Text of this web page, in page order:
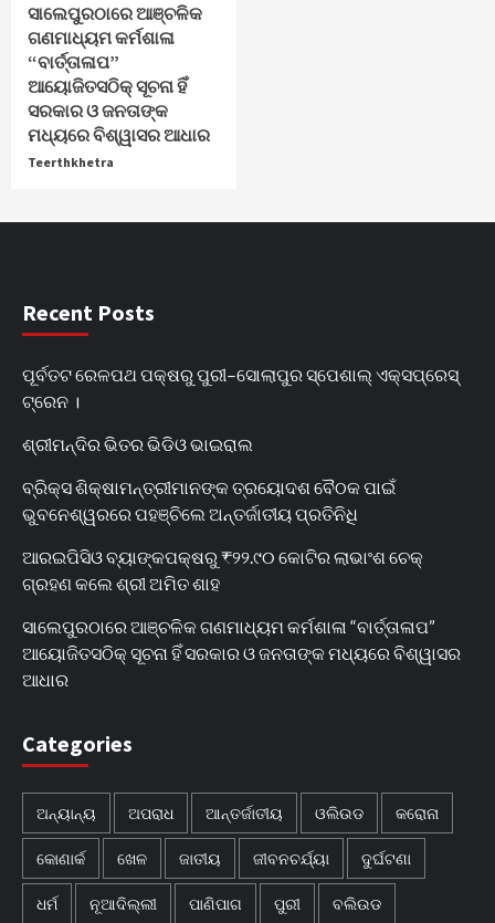
ସାଲେପୁରଠାରେ ଆଞ୍ଚଳିକ
ଗଣମାଧ୍ୟମ କର୍ମଶାଳା
“ବାର୍ତ୍ତାଳାପ”
ଆୟୋଜିତସଠିକ୍ ସୂଚନା ହିଁ
ସରକାର ଓ ଜନତାଙ୍କ
ମଧ୍ୟରେ ବିଶ୍ୱାସର ଆଧାର
Teerthkhetra
Recent Posts
ପୂର୍ବତଟ ରେଳପଥ ପକ୍ଷରୁ ପୁରୀ–ସୋଲାପୁର ସ୍ପେଶାଲ୍ ଏକ୍ସପ୍ରେସ୍
ଟ୍ରେନ ।
ଶ୍ରୀମନ୍ଦିର ଭିତର ଭିଡିଓ ଭାଇରାଲ
ବ୍ରିକ୍ସ ଶିକ୍ଷାମନ୍ତ୍ରୀମାନଙ୍କ ତ୍ରୟୋଦଶ ବୈଠକ ପାଇଁ
ଭୁବନେଶ୍ୱରରେ ପହଞ୍ଚିଲେ ଅନ୍ତର୍ଜାତୀୟ ପ୍ରତିନିଧି
ଆରଇପିସିଓ ବ୍ୟାଙ୍କପକ୍ଷରୁ ₹୨୨.୯୦ କୋଟିର ଲାଭାଂଶ ଚେକ୍
ଗ୍ରହଣ କଲେ ଶ୍ରୀ ଅମିତ ଶାହ
ସାଲେପୁରଠାରେ ଆଞ୍ଚଳିକ ଗଣମାଧ୍ୟମ କର୍ମଶାଳା “ବାର୍ତ୍ତାଳାପ”
ଆୟୋଜିତସଠିକ୍ ସୂଚନା ହିଁ ସରକାର ଓ ଜନତାଙ୍କ ମଧ୍ୟରେ ବିଶ୍ୱାସର
ଆଧାର
Categories
ଅନ୍ୟାନ୍ୟ ଅପରାଧ ଆନ୍ତର୍ଜାତୀୟ ଓଲିଉଡ କରୋନା
କୋଣାର୍କ ଖେଳ ଜାତୀୟ ଜୀବନଚର୍ଯ୍ୟା ଦୁର୍ଘଟଣା
ଧର୍ମ ନୂଆଦିଲ୍ଲୀ ପାଣିପାଗ ପୁରୀ ବଲିଉଡ